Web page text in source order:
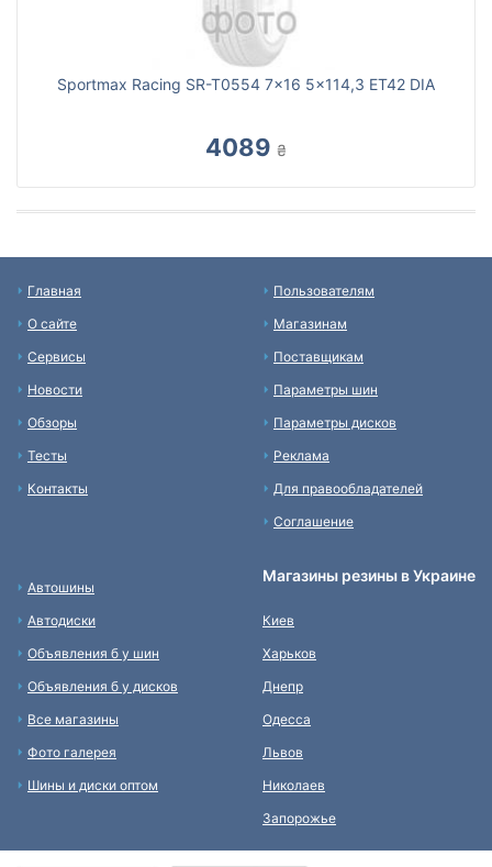
Sportmax Racing SR-T0554 7x16 5x114,3 ET42 DIA
4089 ₴
Главная
О сайте
Сервисы
Новости
Обзоры
Тесты
Контакты
Пользователям
Магазинам
Поставщикам
Параметры шин
Параметры дисков
Реклама
Для правообладателей
Соглашение
Автошины
Автодиски
Объявления б у шин
Объявления б у дисков
Все магазины
Фото галерея
Шины и диски оптом
Магазины резины в Украине
Киев
Харьков
Днепр
Одесса
Львов
Николаев
Запорожье